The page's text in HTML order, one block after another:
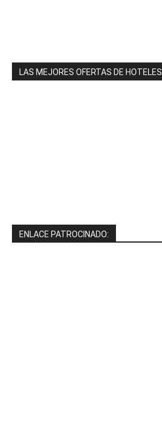
LAS MEJORES OFERTAS DE HOTELES
ENLACE PATROCINADO: